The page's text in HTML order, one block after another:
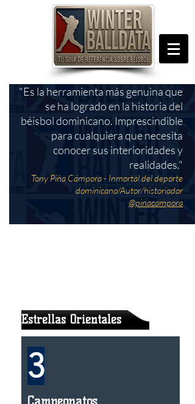
"Es la herramienta más genuina que
se ha logrado en la historia del
béisbol dominicano. Imprescindible
para cualquiera que necesita
conocer sus interioridades y
realidades."
Tony Piña Cámpora - Inmortal del deporte
dominicano/Autor/historiador
@pinacampora
Estrellas Orientales
3
Campeonatos